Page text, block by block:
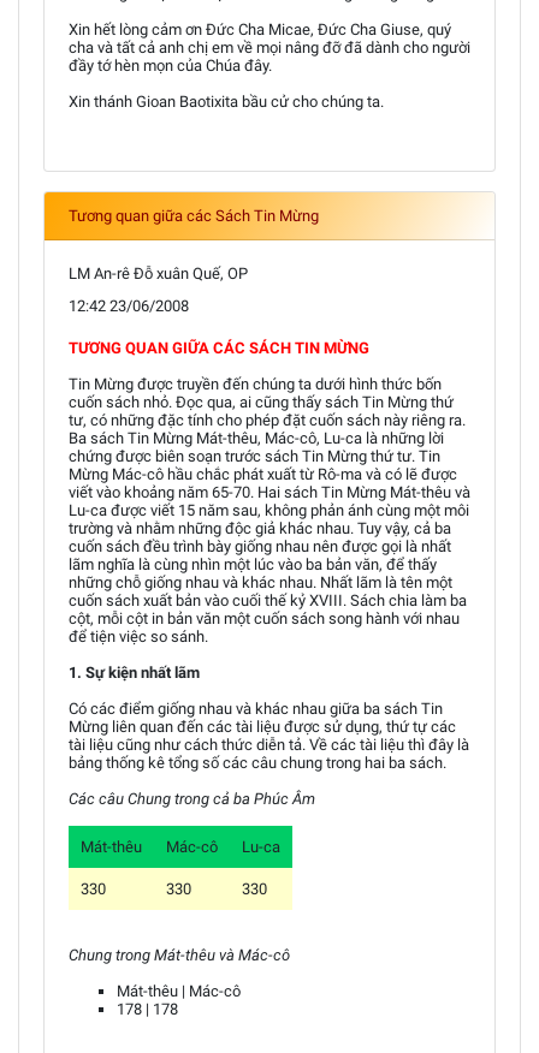
Xin hết lòng cảm ơn Đức Cha Micae, Đức Cha Giuse, quý
cha và tất cả anh chị em về mọi nâng đỡ đã dành cho người
đầy tớ hèn mọn của Chúa đây.
Xin thánh Gioan Baotixita bầu cử cho chúng ta.
Tương quan giữa các Sách Tin Mừng
LM An-rê Đỗ xuân Quế, OP
12:42 23/06/2008
TƯƠNG QUAN GIỮA CÁC SÁCH TIN MỪNG
Tin Mừng được truyền đến chúng ta dưới hình thức bốn
cuốn sách nhỏ. Đọc qua, ai cũng thấy sách Tin Mừng thứ
tư, có những đặc tính cho phép đặt cuốn sách này riêng ra.
Ba sách Tin Mừng Mát-thêu, Mác-cô, Lu-ca là những lời
chứng được biên soạn trước sách Tin Mừng thứ tư. Tin
Mừng Mác-cô hầu chắc phát xuất từ Rô-ma và có lẽ được
viết vào khoảng năm 65-70. Hai sách Tin Mừng Mát-thêu và
Lu-ca được viết 15 năm sau, không phản ánh cùng một môi
trường và nhằm những độc giả khác nhau. Tuy vậy, cả ba
cuốn sách đều trình bày giống nhau nên được gọi là nhất
lãm nghĩa là cùng nhìn một lúc vào ba bản văn, để thấy
những chỗ giống nhau và khác nhau. Nhất lãm là tên một
cuốn sách xuất bản vào cuối thế kỷ XVIII. Sách chia làm ba
cột, mỗi cột in bản văn một cuốn sách song hành với nhau
để tiện việc so sánh.
1. Sự kiện nhất lãm
Có các điểm giống nhau và khác nhau giữa ba sách Tin
Mừng liên quan đến các tài liệu được sử dụng, thứ tự các
tài liệu cũng như cách thức diễn tả. Về các tài liệu thì đây là
bảng thống kê tổng số các câu chung trong hai ba sách.
Các câu Chung trong cả ba Phúc Âm
Mát-thêu Mác-cô Lu-ca
330 330 330
Chung trong Mát-thêu và Mác-cô
Mát-thêu | Mác-cô
178 | 178